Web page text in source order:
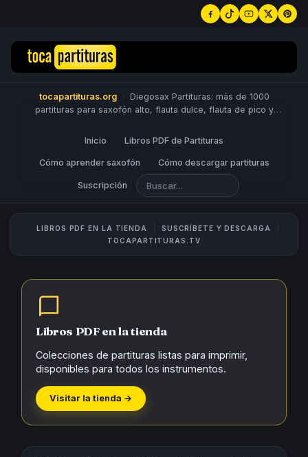
tocapartituras.org ·
Diegosax Partituras: más de 1000
partituras para saxofón alto, flauta dulce, flauta de pico y
chelo, fagot, bombardino, fliscorno, corno, trompa, barítono,
Scores. PUBLICA PARTITURAS
Inicio Libros PDF de Partituras
Cómo aprender saxofón Cómo descargar partituras
Suscripción
LIBROS PDF EN LA TIENDA
SUSCRÍBETE Y DESCARGA
TOCAPARTITURAS.TV
Libros PDF en la tienda
Colecciones de partituras listas para imprimir,
disponibles para todos los instrumentos.
Visitar la tienda →